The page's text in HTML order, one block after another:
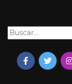
Buscar: